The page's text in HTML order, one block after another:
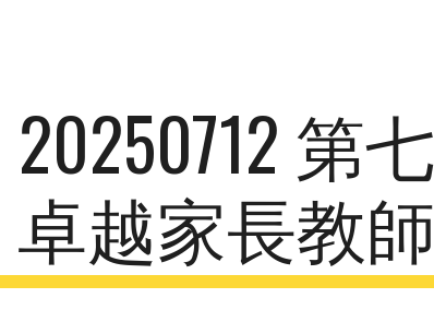
20250712 第
卓越家長教